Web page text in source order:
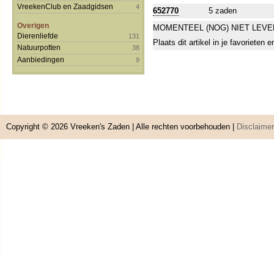
VreekenClub en Zaadgidsen 4
Overigen
Dierenliefde
131
Natuurpotten 38
Aanbiedingen 9
652770
5 zaden
MOMENTEEL (NOG) NIET
Plaats dit artikel in je favorieten
Copyright © 2026 Vreeken's Zaden | Alle rechten voorbehouden | Disclaimer